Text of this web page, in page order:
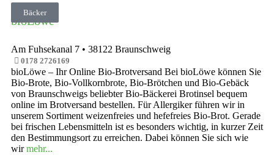
Bäcker
bioLöwe
Am Fuhsekanal 7 • 38122 Braunschweig
0178 2726169
bioLöwe – Ihr Online Bio-Brotversand Bei bioLöwe können Sie
Bio-Brote, Bio-Vollkornbrote, Bio-Brötchen und Bio-Gebäck
von Braunschweigs beliebter Bio-Bäckerei Brotinsel bequem
online im Brotversand bestellen. Für Allergiker führen wir in
unserem Sortiment weizenfreies und hefefreies Bio-Brot. Gerade
bei frischen Lebensmitteln ist es besonders wichtig, in kurzer Zeit
den Bestimmungsort zu erreichen. Dabei können Sie sich wie
wirmehr...